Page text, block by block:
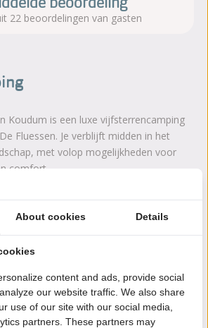
22 beoordelingen van gasten
Koudum is een luxe vijfsterrencamping
Fluessen. Je verblijft midden in het
met volop mogelijkheden voor
comfort.
je nog 24 uur bedenktijd om
of te annuleren.
About cookies Details
content and ads, provide social
our website traffic. We also share
use of our site with our social media,
partners. These partners may